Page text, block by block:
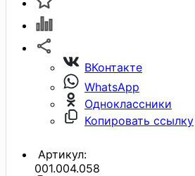
ВКонтакте
WhatsApp
Одноклассники
Копировать ссылку
Артикул:
001.004.058